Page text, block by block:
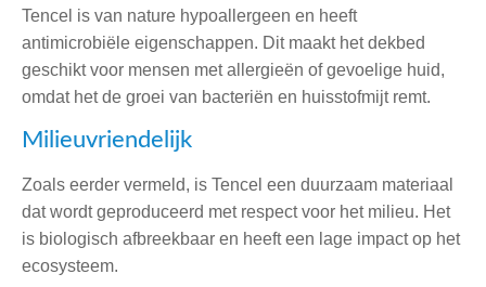
Tencel is van nature hypoallergeen en heeft
antimicrobiële eigenschappen. Dit maakt het dekbed
geschikt voor mensen met allergieën of gevoelige huid,
omdat het de groei van bacteriën en huisstofmijt remt.
Milieuvriendelijk
Zoals eerder vermeld, is Tencel een duurzaam materiaal
dat wordt geproduceerd met respect voor het milieu. Het
is biologisch afbreekbaar en heeft een lage impact op het
ecosysteem.